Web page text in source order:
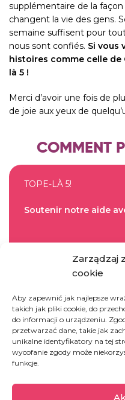
Zarządzaj
cookie
Aby zapewnić jak najlepsze
takich jak pliki cookie, do
do informacji o urządzeniu.
przetwarzać dane, takie jak
unikalne identyfikatory na tej
wycofanie zgody może
funkcje.
supplémentaire de la
changent la vie des gens.
semaine suffisent pour
nous sont confiés. Si vous
histoires comme celle de
là 5 !
Merci d’avoir une fois de
de joie aux yeux de
COMMENT
TOPE-LÀ 5!
Soutenir notre aide
BIENFAISANCE24
Offrir un
supervision d’un